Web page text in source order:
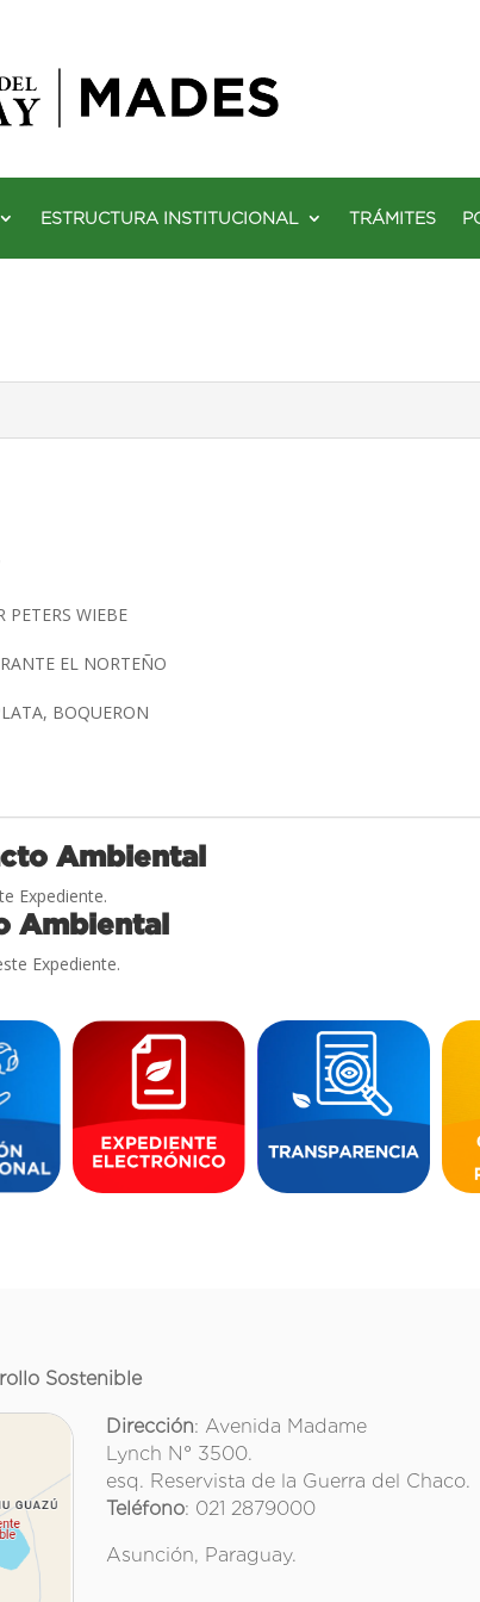
ESTRUCTURA INSTITUCIONAL TRÁMITES
PETERS WIEBE
EL NORTEÑO
BOQUERON
Ambiental
Expediente.
Ambiental
Expediente.
Sostenible
Dirección: Avenida Madame
Lynch N° 3500.
esq. Reservista de la Guerra del Chaco.
Teléfono: 021 2879000
Asunción, Paraguay.